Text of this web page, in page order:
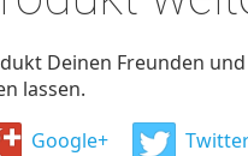
Deinen Freunden
lassen.
Google+